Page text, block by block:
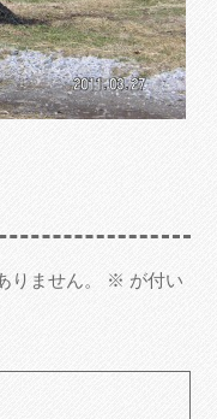
りません。 ※ が付い